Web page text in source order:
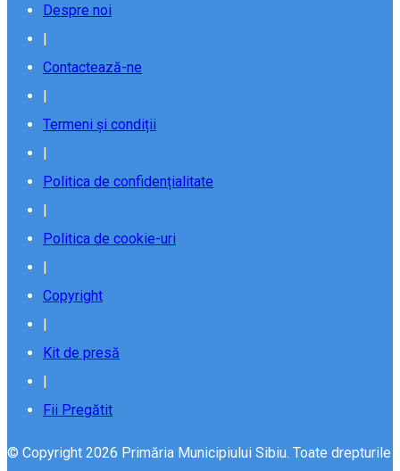
Despre noi
|
Contactează-ne
|
Termeni și condiții
|
Politica de confidențialitate
|
Politica de cookie-uri
|
Copyright
|
Kit de presă
|
Fii Pregătit
© Copyright 2026 Primăria Municipiului Sibiu. Toate drepturile